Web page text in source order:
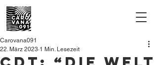
Carovana091
22. März 2023 1 Min. Lesezeit